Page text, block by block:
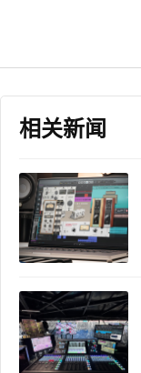
相关新闻